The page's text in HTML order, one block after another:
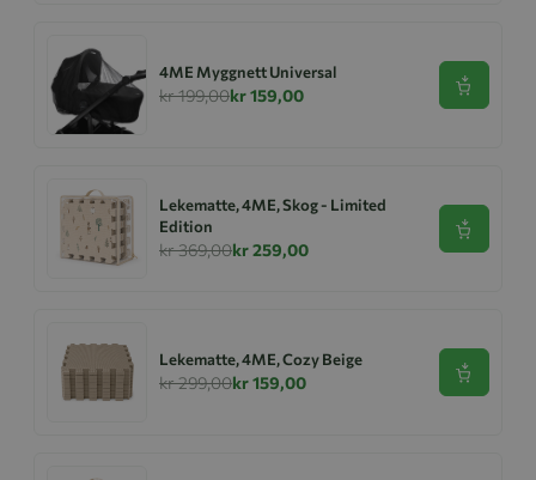
4ME Myggnett Universal
kr 199,00kr 159,00 Se
Lekematte, 4ME, Skog - Limited
Edition
kr 369,00kr 259,00
Se
Lekematte, 4ME, Cozy Beige
kr 299,00kr 159,00 Se